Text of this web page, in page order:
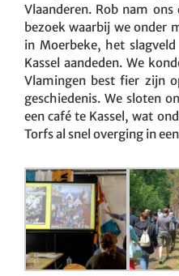
Vlaanderen. Rob nam
bezoek waarbij we onder
in Moerbeke, het
Kassel aandeden. We
Vlamingen best fier zijn
geschiedenis. We sloten
een café te Kassel, wat
Torfs al snel overging in